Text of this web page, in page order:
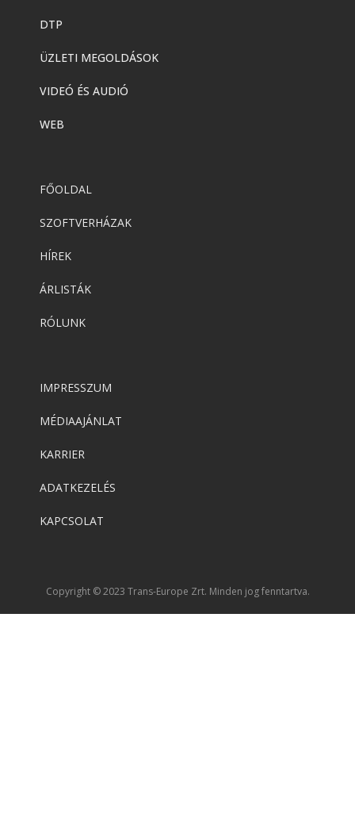
DTP
ÜZLETI MEGOLDÁSOK
VIDEÓ ÉS AUDIÓ
WEB
FŐOLDAL
SZOFTVERHÁZAK
HÍREK
ÁRLISTÁK
RÓLUNK
IMPRESSZUM
MÉDIAAJÁNLAT
KARRIER
ADATKEZELÉS
KAPCSOLAT
Copyright © 2023 Trans-Europe Zrt. Minden jog fenntartva.